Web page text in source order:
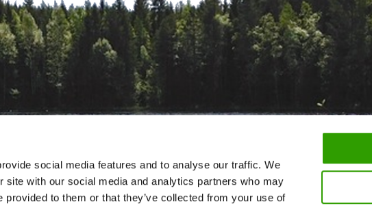
social media features and to analyse our traffic. We
site with our social media and analytics partners who may
provided to them or that they’ve collected from your use of